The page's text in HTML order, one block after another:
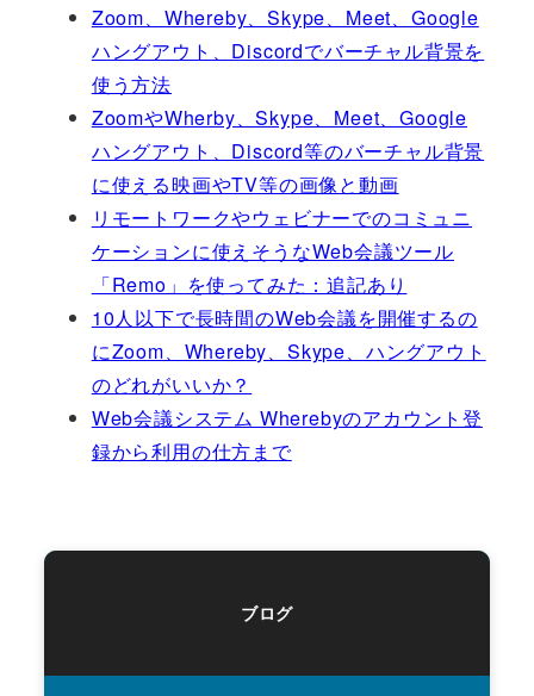
Zoom、Whereby、Skype、Meet、Google
ハングアウト、Discordでバーチャル背景を
使う方法
ZoomやWherby、Skype、Meet、Google
ハングアウト、Discord等のバーチャル背景
に使える映画やTV等の画像と動画
リモートワークやウェビナーでのコミュニ
ケーションに使えそうなWeb会議ツール
「Remo」を使ってみた：追記あり
10人以下で長時間のWeb会議を開催するの
にZoom、Whereby、Skype、ハングアウト
のどれがいいか？
Web会議システム Wherebyのアカウント登
録から利用の仕方まで
ブログ